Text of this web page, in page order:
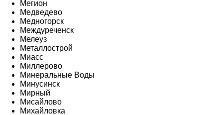
Мегион
Медведево
Медногорск
Междуреченск
Мелеуз
Металлострой
Миасс
Миллерово
Минеральные Воды
Минусинск
Мирный
Мисайлово
Михайловка